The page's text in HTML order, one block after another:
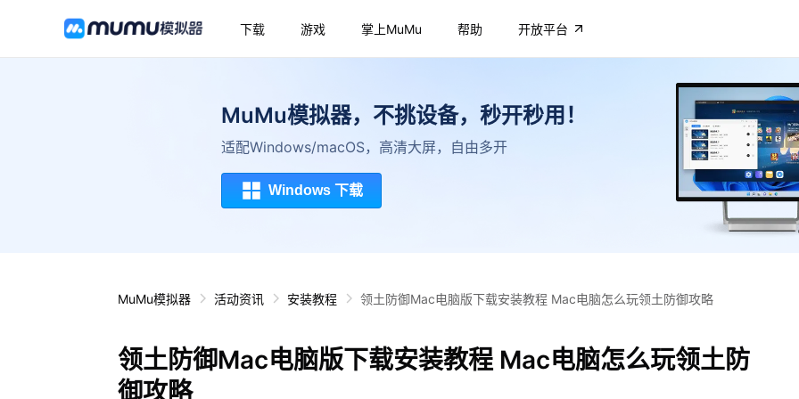
下载 游戏 掌上MuMu 帮助 开放平台
MuMu模拟器，不挑设备，秒开秒用！
适配Windows/macOS，高清大屏，自由多开
Windows 下载
MuMu模拟器 活动资讯 安装教程 领土防御Mac电脑版下载安装教程 Mac电脑怎么玩领土防御攻略
领土防御Mac电脑版下载安装教程 Mac电脑怎么玩领土防
御攻略